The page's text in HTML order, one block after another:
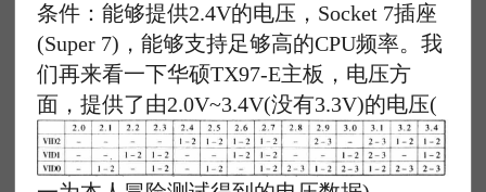
条件：能够提供2.4V的电压，Socket 7插座
(Super 7)，能够支持足够高的CPU频率。我
们再来看一下华硕TX97-E主板，电压方
面，提供了由2.0V~3.4V(没有3.3V)的电压(